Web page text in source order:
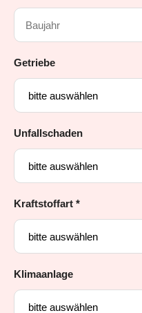
Getriebe
Unfallschaden
Kraftstoffart *
Klimaanlage